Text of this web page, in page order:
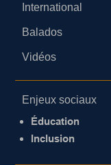
International
Balados
Vidéos
Enjeux sociaux
Éducation
Inclusion